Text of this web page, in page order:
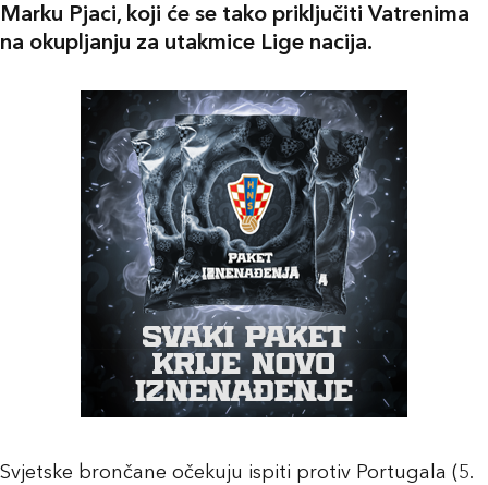
Marku Pjaci, koji će se tako priključiti Vatrenima
na okupljanju za utakmice Lige nacija.
Svjetske brončane očekuju ispiti protiv Portugala (5.